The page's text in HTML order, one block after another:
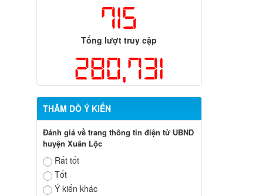
715
Tổng lượt truy cập
280,731
THĂM DÒ Ý KIẾN
Đánh giá về trang thông tin điện tử UBND
huyện Xuân Lộc
Rất tốt
Tốt
Ý kiến khác